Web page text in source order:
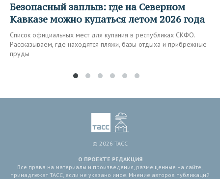
Безопасный заплыв: где на Северном
Кавказе можно купаться летом 2026 года
Список официальных мест для купания в республиках СКФО.
Рассказываем, где находятся пляжи, базы отдыха и прибрежные
пруды
© 2026 ТАСС
О ПРОЕКТЕ РЕДАКЦИЯ
Все права на материалы и произведения, размещенные на сайте,
принадлежат ТАСС, если не указано иное. Мнение авторов публикаций